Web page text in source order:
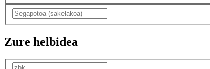
Zure helbidea